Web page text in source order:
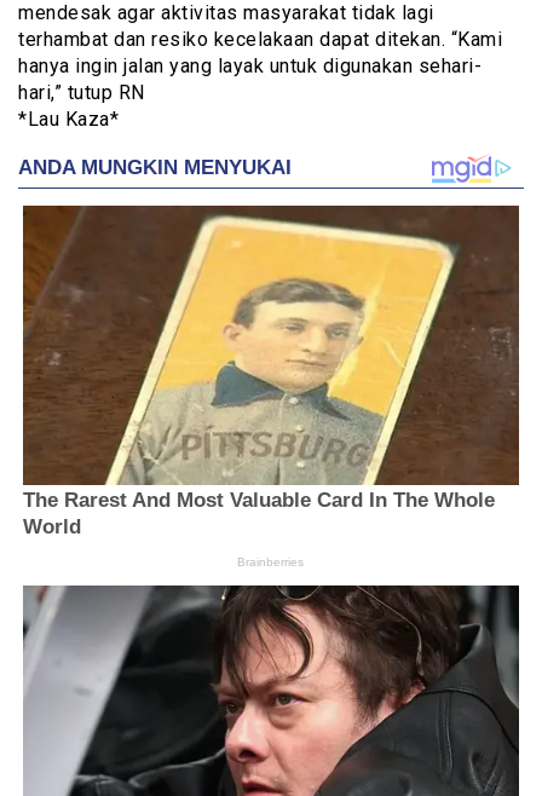
mendesak agar aktivitas masyarakat tidak lagi
terhambat dan resiko kecelakaan dapat ditekan. “Kami
hanya ingin jalan yang layak untuk digunakan sehari-
hari,” tutup RN
*Lau Kaza*